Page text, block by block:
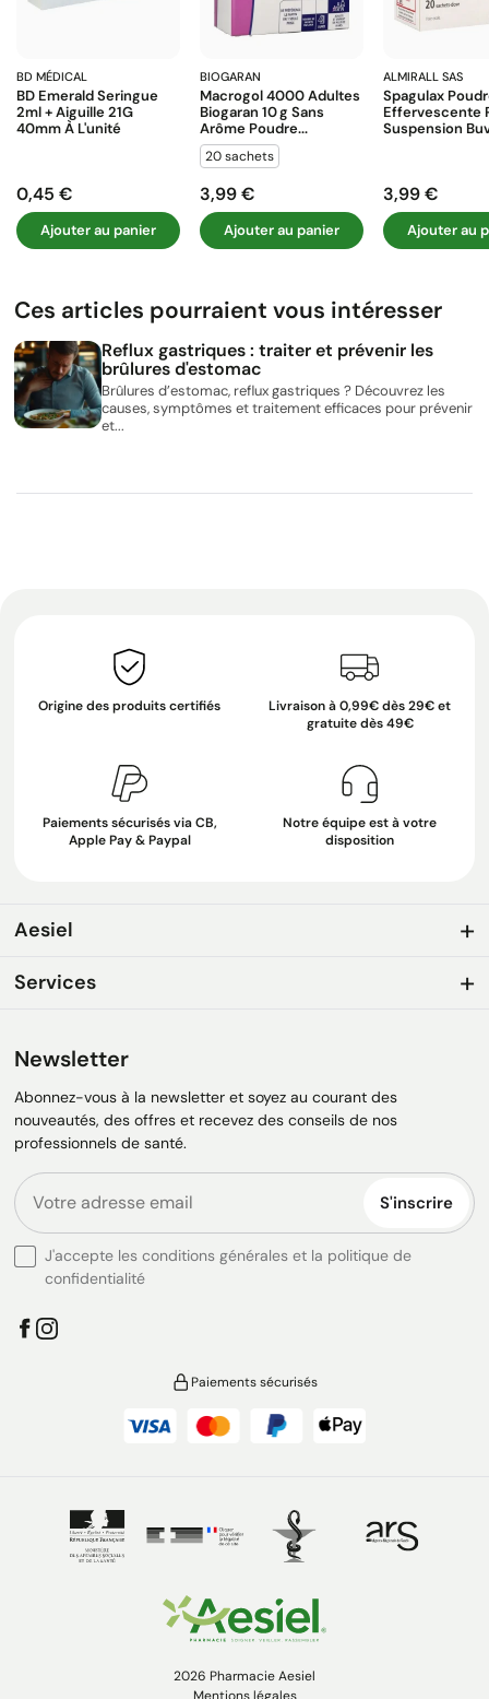
BD MÉDICAL
BD Emerald Seringue
2ml + Aiguille 21G
40mm À L'unité
Prix
0,45 €
Ajouter au panier
BIOGARAN
Macrogol 4000 Adultes
Biogaran 10 G Sans
Arôme Poudre...
20 sachets
Prix
3,99 €
Ajouter au panier
ALMIRALL SAS
Spagulax
Effervescente
Suspension
Prix
3,99 €
Ajouter au
Ces articles pourraient vous intéresser
Reflux gastriques : traiter et prévenir les
brûlures d'estomac
Brûlures d’estomac, reflux gastriques ? Découvrez les
causes, symptômes et traitement efficaces pour prévenir
et...
Origine des produits certifiés
Livraison à 0,99€ dès 29€ et
gratuite dès 49€
Paiements sécurisés via CB,
Apple Pay & Paypal
Notre équipe est à votre
disposition
Aesiel
Services
Newsletter
Abonnez-vous à la newsletter et soyez au courant des
nouveautés, des offres et recevez des conseils de nos
professionnels de santé.
S'inscrire
J'accepte les conditions générales et la politique de
confidentialité
Paiements sécurisés
2026 Pharmacie Aesiel
Mentions légales